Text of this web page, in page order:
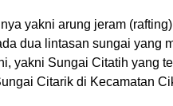
yakni arung jeram
dua lintasan sungai yang
yakni Sungai Citatih yang
Citarik di Kecamatan